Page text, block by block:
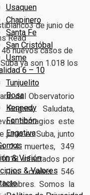
Usaquen
Chapinero
Santa Fe
San Cristóbal
Usme
6 – 10
Tunjuelito
Bosa
Kennedy
Fontibón
Engativa
& Visión
& Valores
3 de junio de
Read
del Observatorio
Saludata,
contagios este
junio en Suba, junto
24 muertes, 349
infectados por
los cuales 546
Somos la